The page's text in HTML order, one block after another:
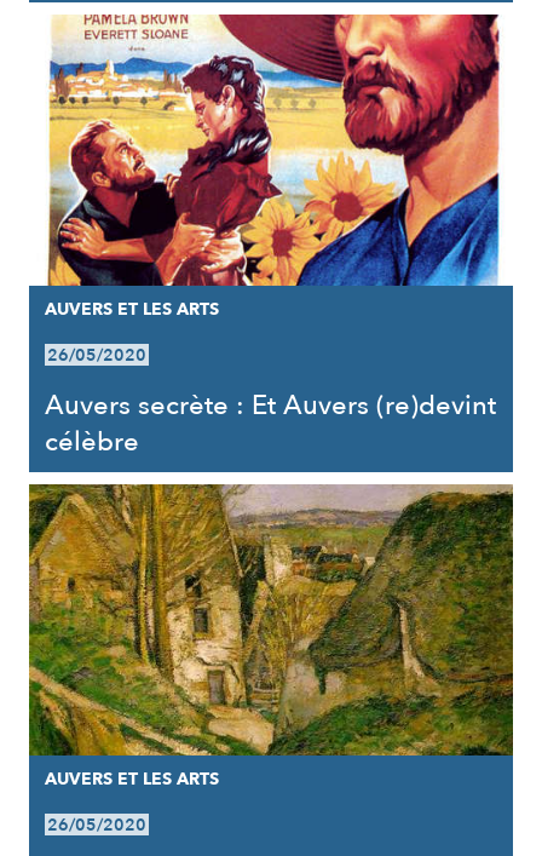
AUVERS ET LES ARTS
26/05/2020
Auvers secrète : Et Auvers (re)devint
célèbre
AUVERS ET LES ARTS
26/05/2020